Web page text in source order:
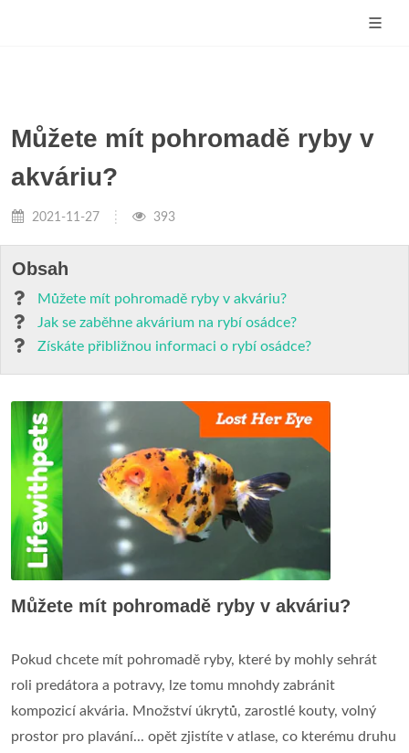
Můžete mít pohromadě ryby v
akváriu?
2021-11-27 393
Obsah
Můžete mít pohromadě ryby v akváriu?
Jak se zaběhne akvárium na rybí osádce?
Získáte přibližnou informaci o rybí osádce?
Můžete mít pohromadě ryby v akváriu?
Pokud chcete mít pohromadě ryby, které by mohly sehrát
roli predátora a potravy, lze tomu mnohdy zabránit
kompozicí akvária. Množství úkrytů, zarostlé kouty, volný
prostor pro plavání... opět zjistíte v atlase, co kterému druhu